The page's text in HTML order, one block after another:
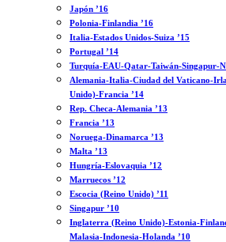
Japón ’16
Polonia-Finlandia ’16
Italia-Estados Unidos-Suiza ’15
Portugal ’14
Turquía-EAU-Qatar-Taiwán-Singapur-
Alemania-Italia-Ciudad del Vaticano-
Unido)-Francia ’14
Rep. Checa-Alemania ’13
Francia ’13
Noruega-Dinamarca ’13
Malta ’13
Hungría-Eslovaquia ’12
Marruecos ’12
Escocia (Reino Unido) ’11
Singapur ’10
Inglaterra (Reino Unido)-Estonia-
Malasia-Indonesia-Holanda ’10